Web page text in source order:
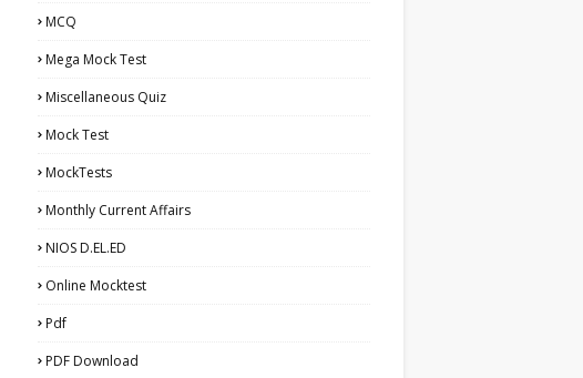
MCQ
Mega Mock Test
Miscellaneous Quiz
Mock Test
MockTests
Monthly Current Affairs
NIOS D.EL.ED
Online Mocktest
Pdf
PDF Download